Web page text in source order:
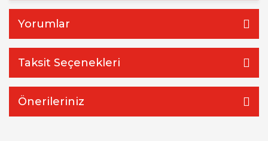
Yorumlar
Taksit Seçenekleri
Önerileriniz